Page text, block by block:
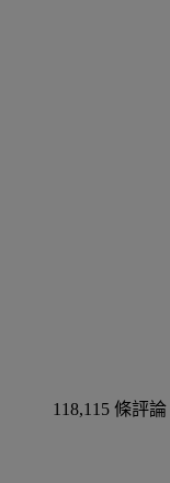
118,115 條評論